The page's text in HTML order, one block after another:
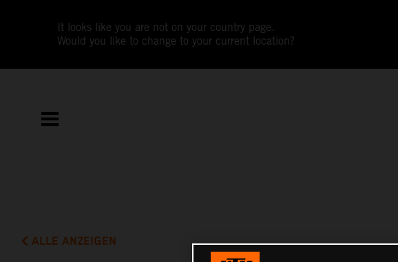
It looks like you are not on your country page.
Would you like to change to your current location?
ALLE ANZEIGEN